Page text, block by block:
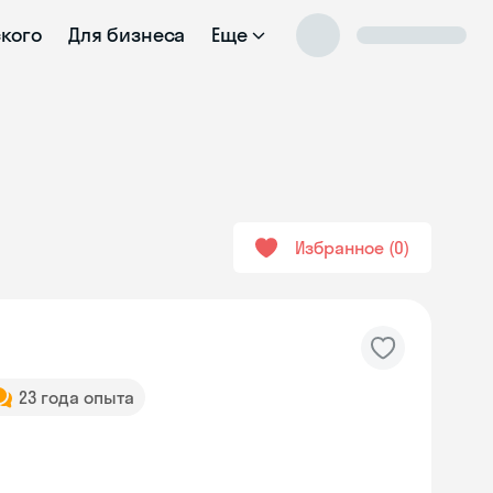
Для бизнеса Еще
Избранное 0
23 года опыта